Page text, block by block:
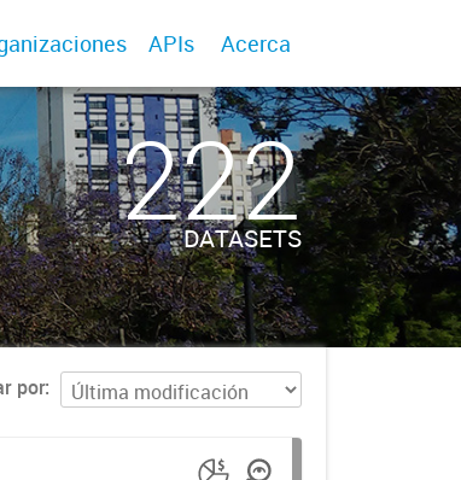
APIs Acerca
222
DATASETS
por